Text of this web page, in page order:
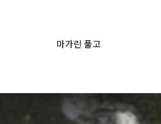
마가린 풀고